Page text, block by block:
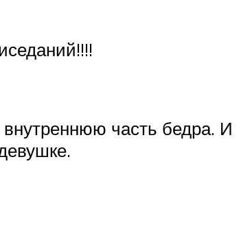
часть бедра. И